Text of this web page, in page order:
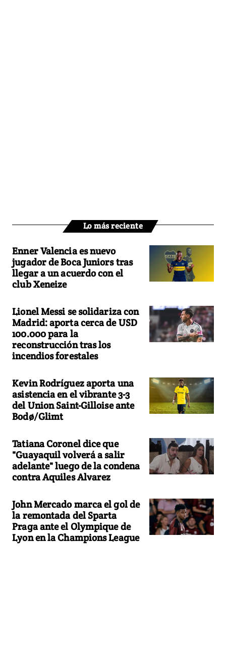
Lo más reciente
Enner Valencia es nuevo
jugador de Boca Juniors tras
llegar a un acuerdo con el
club Xeneize
Lionel Messi se solidariza con
Madrid: aporta cerca de USD
100.000 para la
reconstrucción tras los
incendios forestales
Kevin Rodríguez aporta una
asistencia en el vibrante 3-3
del Union Saint-Gilloise ante
Bodø/Glimt
Tatiana Coronel dice que
"Guayaquil volverá a salir
adelante" luego de la condena
contra Aquiles Alvarez
John Mercado marca el gol de
la remontada del Sparta
Praga ante el Olympique de
Lyon en la Champions League